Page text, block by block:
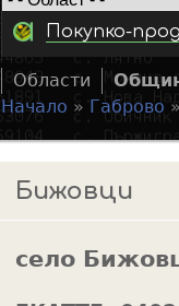
Покупко-
Области
o
Начало »Габрово »
Бижовци
село